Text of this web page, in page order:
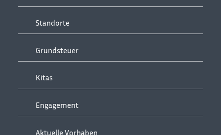
Standorte
Grundsteuer
Kitas
Engagement
Aktuelle Vorhaben